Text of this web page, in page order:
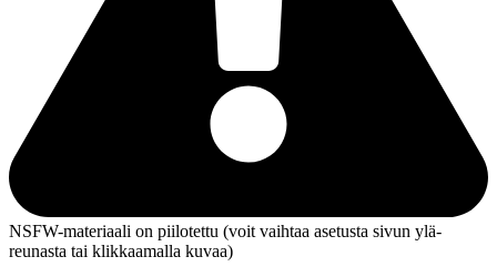
NSFW-materiaali on piilotettu (voit vaihtaa asetusta sivun ylä­
reunasta tai klikkaamalla kuvaa)